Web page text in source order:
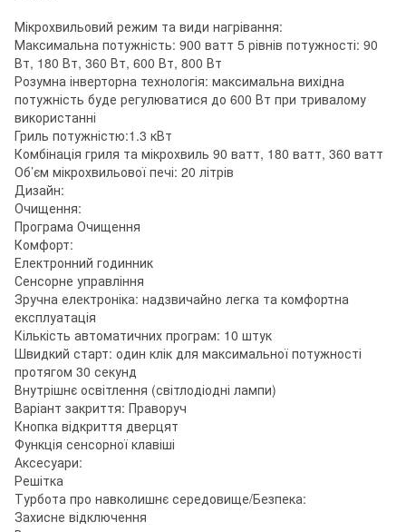
Мікрохвильовий режим та види нагрівання:
Максимальна потужність: 900 ватт 5 рівнів потужності: 90
Вт, 180 Вт, 360 Вт, 600 Вт, 800 Вт
Розумна інверторна технологія: максимальна вихідна
потужність буде регулюватися до 600 Вт при тривалому
використанні
Гриль потужністю:1.3 кВт
Комбінація гриля та мікрохвиль 90 ватт, 180 ватт, 360 ватт
Об’єм мікрохвильової печі: 20 літрів
Дизайн:
Очищення:
Програма Очищення
Комфорт:
Електронний годинник
Сенсорне управління
Зручна електроніка: надзвичайно легка та комфортна
експлуатація
Кількість автоматичних програм: 10 штук
Швидкий старт: один клік для максимальної потужності
протягом 30 секунд
Внутрішнє освітлення (світлодіодні лампи)
Варіант закриття: Праворуч
Кнопка відкриття дверцят
Функція сенсорної клавіші
Аксесуари:
Решітка
Турбота про навколишнє середовище/Безпека:
Захисне відключення